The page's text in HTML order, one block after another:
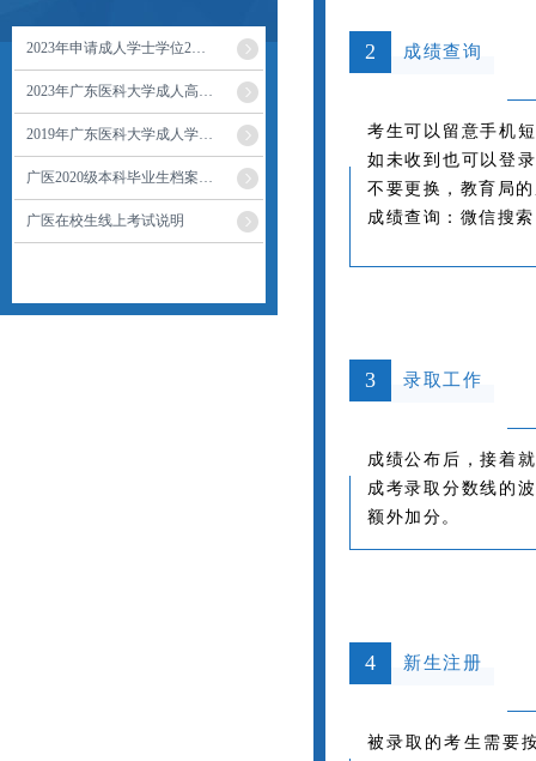
2023年申请成人学士学位2…
2023年广东医科大学成人高…
2019年广东医科大学成人学…
广医2020级本科毕业生档案…
广医在校生线上考试说明
2 成绩查询
考生可以留意手机
如未收到也可以登
不要更换，教育局
成绩查询：微信搜
3 录取工作
成绩公布后，接着
成考录取分数线的
额外加分。
4 新生注册
被录取的考生需要